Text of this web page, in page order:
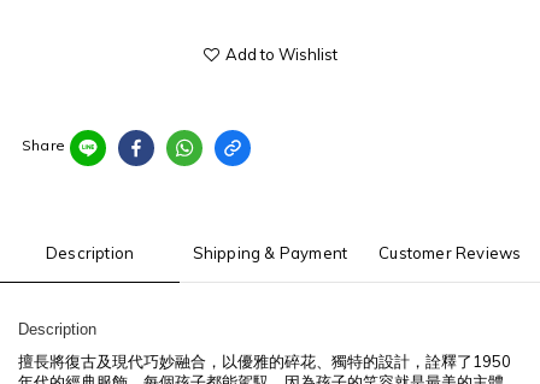
Add to Wishlist
Share
Description Shipping & Payment Customer Reviews
Description
擅長將復古及現代巧妙融合，以優雅的碎花、獨特的設計，詮釋了 1950